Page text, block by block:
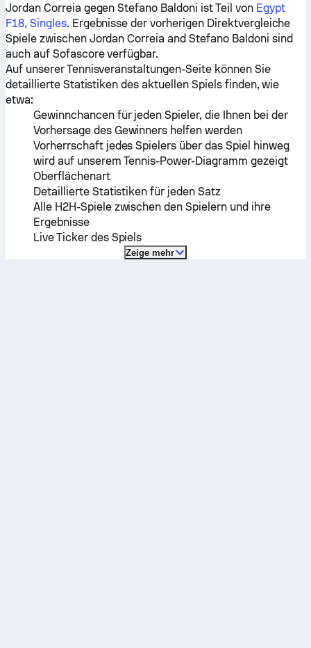
Jordan Correia gegenStefano Baldoni ist Teil von Egypt
F18, Singles. Ergebnisse der vorherigen Direktvergleiche
Spiele zwischen Jordan Correia andStefano Baldoni sind
auch auf Sofascore verfügbar.
Auf unserer Tennisveranstaltungen-Seite können Sie
detaillierte Statistiken des aktuellen Spiels finden, wie
etwa:
Gewinnchancen für jeden Spieler, die Ihnen bei der
Vorhersage des Gewinners helfen werden
Vorherrschaft jedes Spielers über das Spiel hinweg
wird auf unserem Tennis-Power-Diagramm gezeigt
Oberflächenart
Detaillierte Statistiken für jeden Satz
Alle H2H-Spiele zwischen den Spielern und ihre
Ergebnisse
Live Ticker des Spiels
Zeige mehr